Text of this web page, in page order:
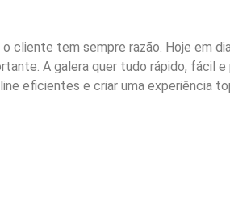
cliente tem sempre razão. Hoje em
A galera quer tudo rápido, fácil
eficientes e criar uma experiência